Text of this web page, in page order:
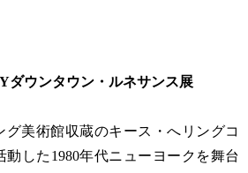
ダウンタウン・ルネサンス展
美術館収蔵のキース・へリングコ
動した1980年代ニューヨークを舞台